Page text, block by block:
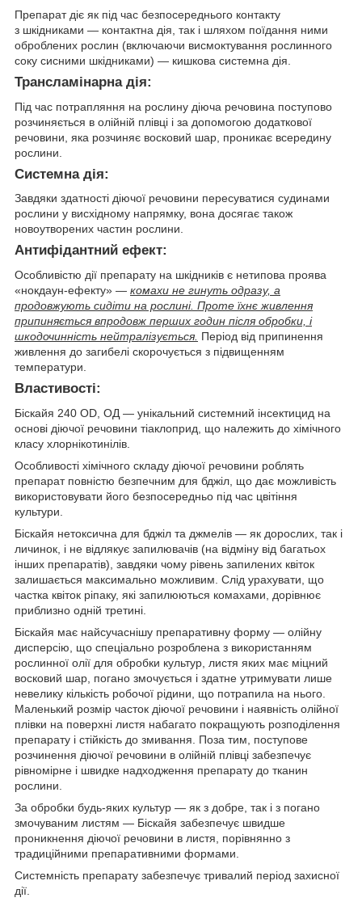
Препарат діє як під час безпосереднього контакту
з шкідниками — контактна дія, так і шляхом поїдання ними
оброблених рослин (включаючи висмоктування рослинного
соку сисними шкідниками) — кишкова системна дія.
Трансламінарна дія:
Під час потрапляння на рослину діюча речовина поступово
розчиняється в олійній плівці і за допомогою додаткової
речовини, яка розчиняє восковий шар, проникає всередину
рослини.
Системна дія:
Завдяки здатності діючої речовини пересуватися судинами
рослини у висхідному напрямку, вона досягає також
новоутворених частин рослини.
Антифідантний ефект:
Особливістю дії препарату на шкідників є нетипова проява
«нокдаун-ефекту» — комахи не гинуть одразу, а
продовжують сидіти на рослині. Проте їхнє живлення
припиняється впродовж перших годин після обробки, і
шкодочинність нейтралізується. Період від припинення
живлення до загибелі скорочується з підвищенням
температури.
Властивості:
Біскайя 240 OD, ОД — унікальний системний інсектицид на
основі діючої речовини тіаклоприд, що належить до хімічного
класу хлорнікотинілів.
Особливості хімічного складу діючої речовини роблять
препарат повністю безпечним для бджіл, що дає можливість
використовувати його безпосередньо під час цвітіння
культури.
Біскайя нетоксична для бджіл та джмелів — як дорослих, так і
личинок, і не відлякує запилювачів (на відміну від багатьох
інших препаратів), завдяки чому рівень запилених квіток
залишається максимально можливим. Слід урахувати, що
частка квіток ріпаку, які запилюються комахами, дорівнює
приблизно одній третині.
Біскайя має найсучаснішу препаративну форму — олійну
дисперсію, що спеціально розроблена з використанням
рослинної олії для обробки культур, листя яких має міцний
восковий шар, погано змочується і здатне утримувати лише
невелику кількість робочої рідини, що потрапила на нього.
Маленький розмір часток діючої речовини і наявність олійної
плівки на поверхні листя набагато покращують розподілення
препарату і стійкість до змивання. Поза тим, поступове
розчинення діючої речовини в олійній плівці забезпечує
рівномірне і швидке надходження препарату до тканин
рослини.
За обробки будь-яких культур — як з добре, так і з погано
змочуваним листям — Біскайя забезпечує швидше
проникнення діючої речовини в листя, порівнянно з
традиційними препаративними формами.
Системність препарату забезпечує тривалий період захисної
дії.